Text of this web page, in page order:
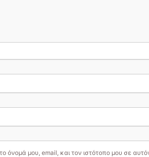
όνομά μου, email, και τον ιστότοπο μου σε